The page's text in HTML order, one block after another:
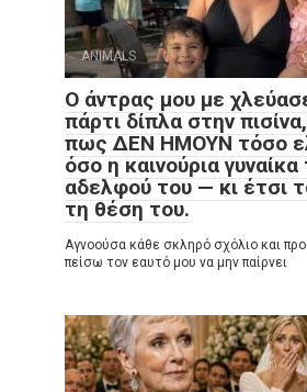
ANIMALS
Ο άντρας μου με
πάρτι δίπλα στην
πως ΔΕΝ ΗΜΟΥΝ τόσο
όσο η καινούρια γυναίκα
αδελφού του — κι έτσι
τη θέση του.
Αγνοούσα κάθε σκληρό σχόλιο και
πείσω τον εαυτό μου να μην παίρνει